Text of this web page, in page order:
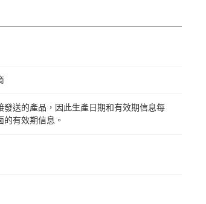
發送的產品，因此生產日期和有效期信息每
有效期信息。